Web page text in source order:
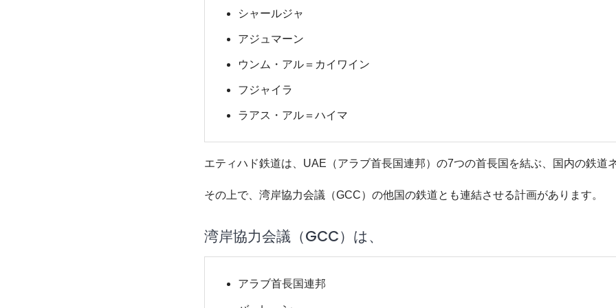
シャールジャ
アジュマーン
ウンム・アル＝カイワイン
フジャイラ
ラアス・アル＝ハイマ
エティハド鉄道は、UAE（アラブ首長国連邦）の7つの首長国を結ぶ、国内の鉄道
その上で、湾岸協力会議（GCC）の他国の鉄道とも連結させる計画があります。
湾岸協力会議（GCC）は、
アラブ首長国連邦